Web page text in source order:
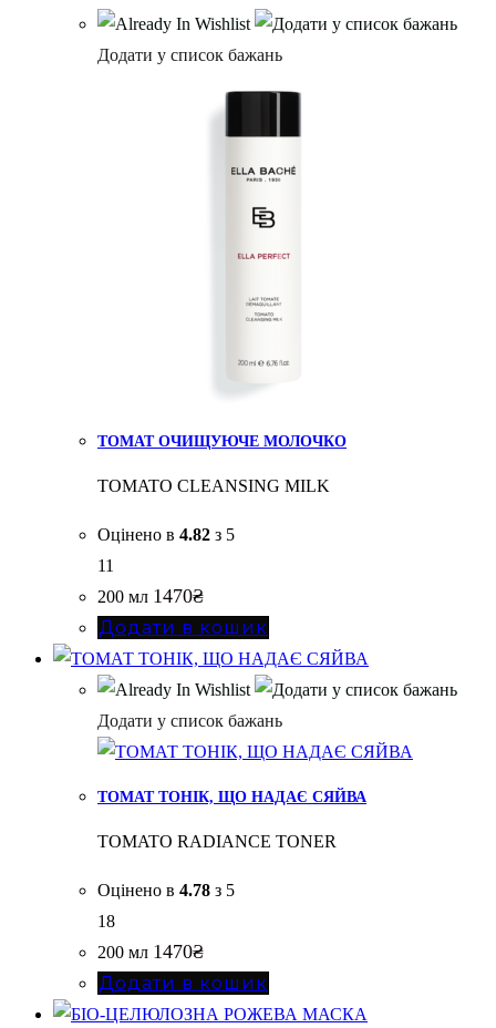
Додати у список бажань
ТОМАТ ОЧИЩУЮЧЕ МОЛОЧКО
TOMATO CLEANSING MILK
Оцінено в 4.82 з 5
11
200 мл 1470₴
Додати в кошик
Додати у список бажань
ТОМАТ ТОНІК, ЩО НАДАЄ СЯЙВА
TOMATO RADIANCE TONER
Оцінено в 4.78 з 5
18
200 мл 1470₴
Додати в кошик